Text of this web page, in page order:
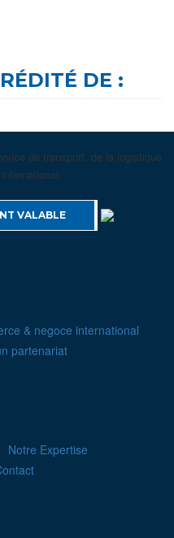
DE :
de transport, de la logistique
VALABLE
& negoce international
partenariat
Notre Expertise